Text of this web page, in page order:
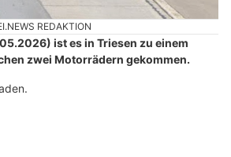
REDAKTION
ist es in Triesen zu einem
zwei Motorrädern gekommen.